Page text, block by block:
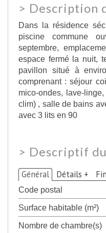
> Description
Dans la résidence
piscine commune
septembre,
espace fermé la nuit,
pavillon situé à
comprenant : séjour
mico-ondes, lave-
clim) , salle de bains
avec 3 lits en 90
> Descriptif
Général Détails +
Code postal
Surface habitable (m²)
Nombre de chambre(s)